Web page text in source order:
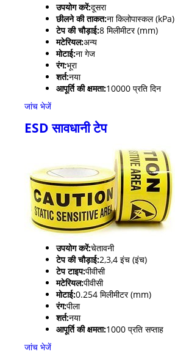
उपयोग करें:दूसरा
छीलने की ताकत:ना किलोपास्कल (kPa)
टेप की चौड़ाई:8 मिलीमीटर (mm)
मटेरियल:अन्य
मोटाई:ना गेज
रंग:भूरा
शर्त:नया
आपूर्ति की क्षमता:10000 प्रति दिन
जांच भेजें
ESD सावधानी टेप
उपयोग करें:चेतावनी
टेप की चौड़ाई:2,3,4 इंच (इंच)
टेप टाइप:पीवीसी
मटेरियल:पीवीसी
मोटाई:0.254 मिलीमीटर (mm)
रंग:पीला
शर्त:नया
आपूर्ति की क्षमता:1000 प्रति सप्ताह
जांच भेजें